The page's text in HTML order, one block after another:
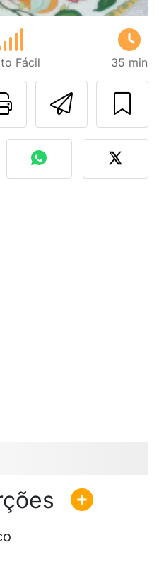
Fácil 35 min
Imprima
com o autor